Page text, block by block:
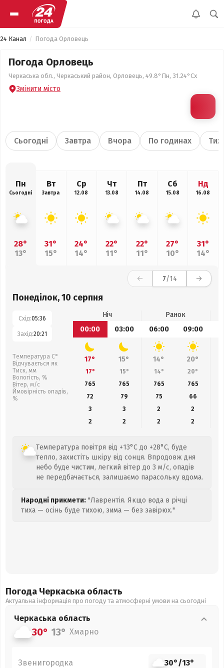
24 Канал Погода Орловець
Погода Орловець
Черкаська обл., Черкаський район, Орловець, 49.8°Пн, 31.24°Сх
Змінити місто
Сьогодні Завтра Вчора По годинах
Пн
Сьогодні
28°
13°
Вт
Завтра
31°
15°
Ср
12.08
24°
14°
Чт
13.08
22°
11°
Пт
14.08
22°
11°
Сб
15.08
27°
10°
Нд
16.08
31°
14°
7/14
Понеділок, 10 серпня
Схід:05:36
Захід:20:21
Температура С°
Відчувається як
Тиск, мм
Вологість, %
Вітер, м/с
Ймовірність опадів,
%
Ніч
Ранок
00:00
03:00 06:00 09:00
17° 15° 14° 20°
17° 15° 14° 20°
765
765 765 765
72
79 75 66
3
3 2
2
2
2 2 2
Температура повітря від +13°C до +28°C, буде
тепло, захистіть шкіру від сонця. Впродовж дня
небо буде чистим, легкий вітер до 3 м/с, опадів
не передбачається, залишаємо парасольку вдома.
Народні прикмети: "Лаврентія. Якщо вода в річці
тиха — осінь буде тихою, зима — без завірюх."
Погода Черкаська область
Актуальна інформація про погоду та атмосферні умови на сьогодні
Черкаська область
30° 13° Хмарно
Звенигородка 30°/13°